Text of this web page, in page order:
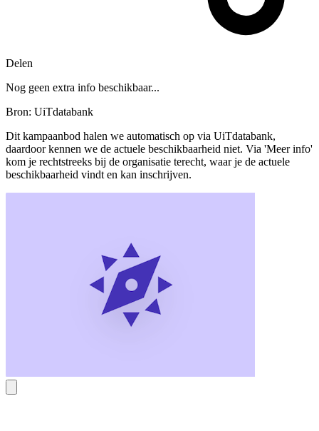
Delen
Nog geen extra info beschikbaar...
Bron: UiTdatabank
Dit kampaanbod halen we automatisch op via UiTdatabank,
daardoor kennen we de actuele beschikbaarheid niet. Via 'Meer info'
kom je rechtstreeks bij de organisatie terecht, waar je de actuele
beschikbaarheid vindt en kan inschrijven.